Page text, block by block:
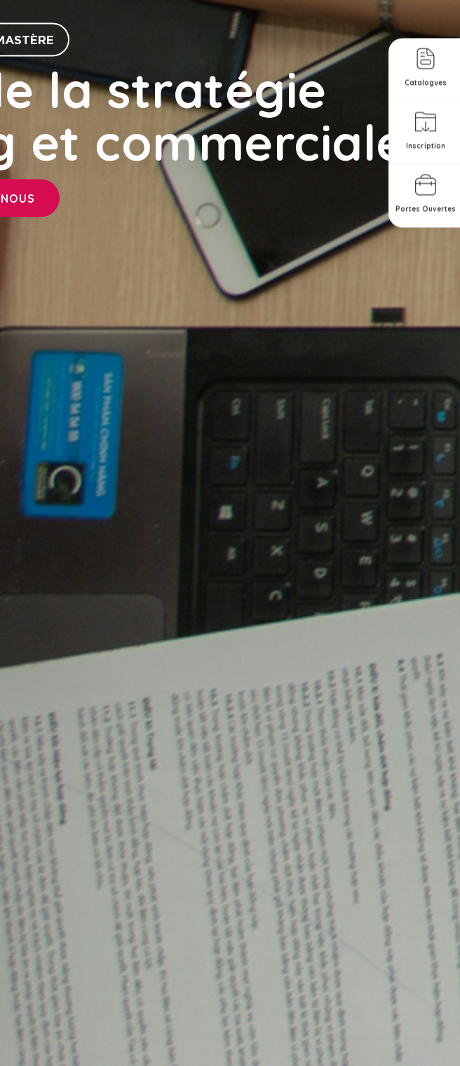
Catalogues
Inscription
Portes Ouvertes
la stratégie
commerciale